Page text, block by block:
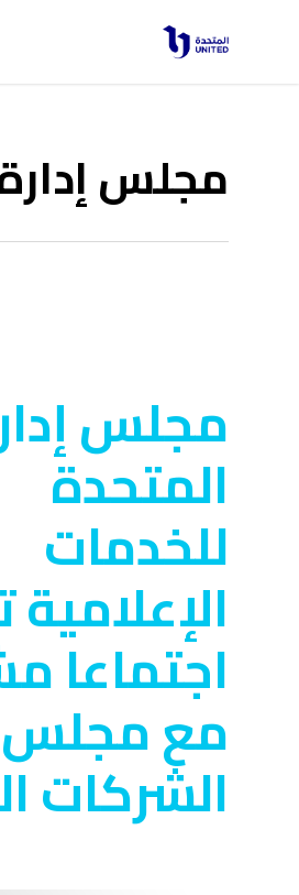
مجلس
مجلس
المتحدة
للخدمات
اجتماعا
مع مجلس
الشركات